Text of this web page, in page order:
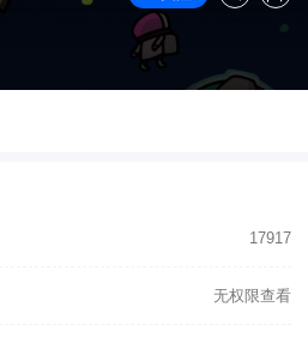
17917
无权限查看